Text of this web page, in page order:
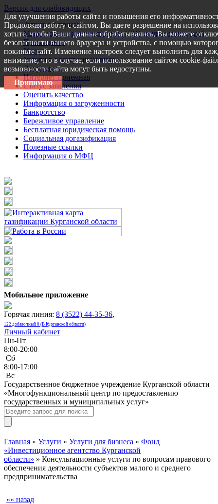
Версия для слабовидящих
Запись на прием
Меры поддержки участникам СВО и членам их семей
Пресс-центр
Услуги
Услуги в электронном виде
Документы
Интернет-приемная
Статус заявления
Оценить качество
Информация о загруженности
Банкротство
Бережливое управление
Бесплатная юридическая помощь
Социальная догазификация
Полезные ссылки
Информация о МФЦ
Мобильное приложение
Горячая линия: 8 (3522) 44-35-36,
122 добавочный 0 (В Курганской области)
Личный кабинет
Пн-Пт
8:00-20:00
Сб
8:00-17:00
Bc
Государственное бюджетное учреждение Курганской области
«Многофункциональный центр по предоставлению
государственных и муниципальных услуг»
Главная » Услуги » Услуги для бизнеса » Фонд
«Инвестиционное агентство Курганской
области» » Консультационные услуги по вопросам правового
обеспечения деятельности субъектов малого и среднего
предпринимательства
«« назад
Для улучшения работы сайта и повышения его
Продолжая работу с сайтом, Вы даете разрешение на
хотите, чтобы Ваши данные обрабатывались, Вы можете
безопасности вашего браузера и устройства, с помощью
покиньте сайт. Изменение настроек следует выполнить для
внимание, что в случае, если использование сайтом cookie-
возможности сайта могут быть недоступны.
Принимаю